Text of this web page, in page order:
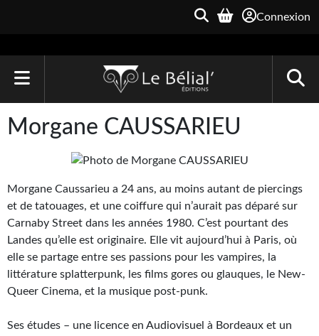
Connexion
ACCUEIL
Une Heure-Lumière
Archive du Futur
Parallaxe
Quarante-Deux
Kvasar
Morgane CAUSSARIEU
Morgane Caussarieu a 24 ans, au moins autant de piercings
et de tatouages, et une coiffure qui n’aurait pas déparé sur
Carnaby Street dans les années 1980. C’est pourtant des
Landes qu’elle est originaire. Elle vit aujourd’hui à Paris, où
elle se partage entre ses passions pour les vampires, la
littérature splatterpunk, les films gores ou glauques, le New-
Queer Cinema, et la musique post-punk.
Ses études – une licence en Audiovisuel à Bordeaux et un